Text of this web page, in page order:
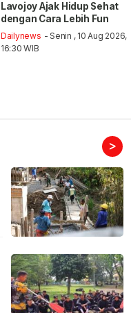
Lavojoy Ajak Hidup Sehat
dengan Cara Lebih Fun
Dailynews - Senin , 10 Aug 2026,
16:30 WIB
>